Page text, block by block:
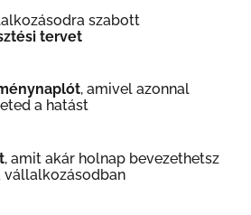
szabott
tervet
, amivel azonnal
a hatást
, amit akár holnap bevezethetsz
vállalkozásodban